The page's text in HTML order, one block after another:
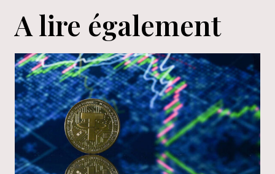
A lire également